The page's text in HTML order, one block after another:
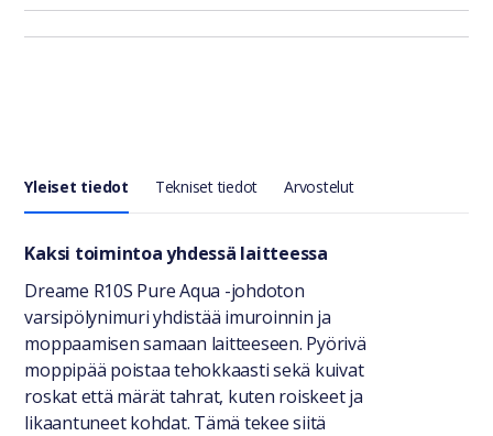
Yleiset tiedot Tekniset tiedot Arvostelut
Yleiset tiedot
Kaksi toimintoa yhdessä laitteessa
Dreame R10S Pure Aqua -johdoton
varsipölynimuri yhdistää imuroinnin ja
moppaamisen samaan laitteeseen. Pyörivä
moppipää poistaa tehokkaasti sekä kuivat
roskat että märät tahrat, kuten roiskeet ja
likaantuneet kohdat. Tämä tekee siitä